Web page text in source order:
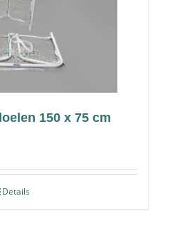
150 x 75 cm
Details